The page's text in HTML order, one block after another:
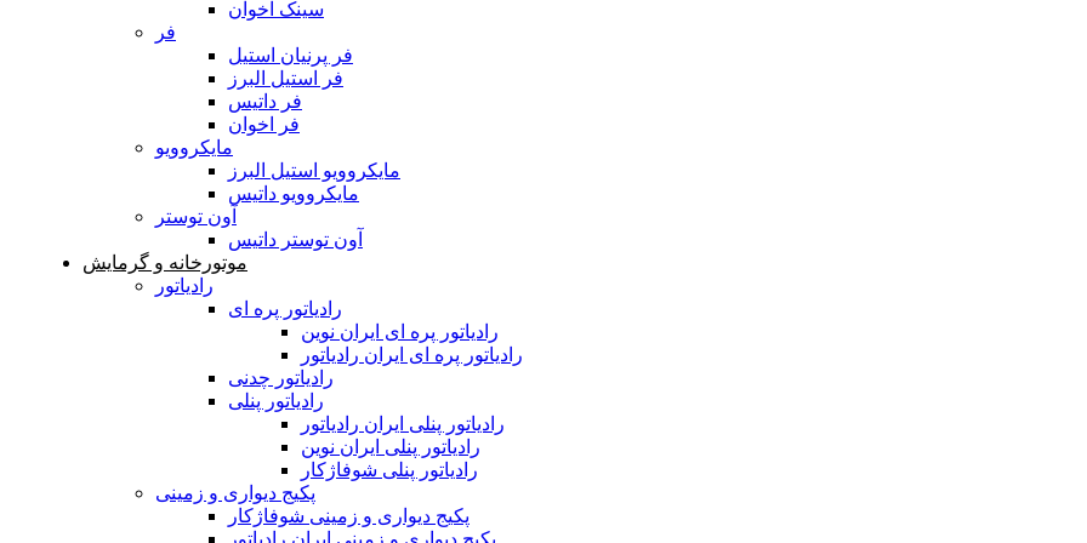
سینک اخوان
فر
فر پرنیان استیل
فر استیل البرز
فر داتیس
فر اخوان
مایکروویو
مایکروویو استیل البرز
مایکروویو داتیس
آون توستر
آون توستر داتیس
موتورخانه و گرمایش
رادیاتور
رادیاتور پره ای
رادیاتور پره ای ایران نوین
رادیاتور پره ای ایران رادیاتور
رادیاتور چدنی
رادیاتور پنلی
رادیاتور پنلی ایران رادیاتور
رادیاتور پنلی ایران نوین
رادیاتور پنلی شوفاژکار
پکیج دیواری و زمینی
پکیج دیواری و زمینی شوفاژکار
پکیج دیواری و زمینی ایران رادیاتور